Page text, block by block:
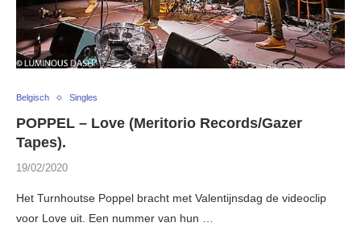
Belgisch Singles
POPPEL – Love (Meritorio Records/Gazer
Tapes).
19/02/2020
Het Turnhoutse Poppel bracht met Valentijnsdag de videoclip
voor Love uit. Een nummer van hun …